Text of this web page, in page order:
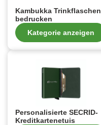
Kambukka Trinkflaschen
bedrucken
Kategorie anzeigen
Personalisierte SECRID-
Kreditkartenetuis